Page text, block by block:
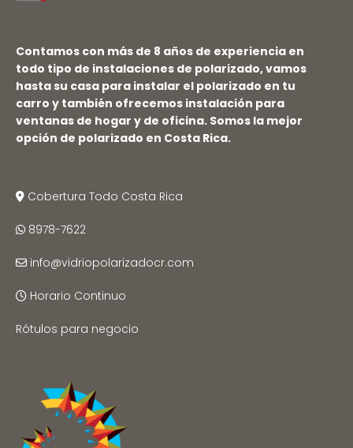
Contamos con más de 8 años de experiencia en
todo tipo de instalaciones de polarizado, vamos
hasta su casa para instalar el polarizado en tu
carro y también ofrecemos instalación para
ventanas de hogar y de oficina. Somos la mejor
opción de polarizado en Costa Rica.
Cobertura Todo Costa Rica
8978-7622
info@vidriopolarizadocr.com
Horario Continuo
Rótulos para negocio